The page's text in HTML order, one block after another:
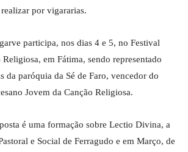
por vigararias.
participa, nos dias 4 e 5, no Festival
em Fátima, sendo representado
da paróquia da Sé de Faro, vencedor do
Jovem da Canção Religiosa.
é uma formação sobre Lectio Divina, a
e Social de Ferragudo e em Março, de